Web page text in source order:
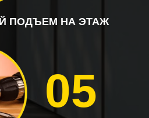
ПОДЪЕМ НА ЭТАЖ
05